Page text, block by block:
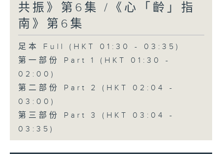
共振》第6集 /《心「齡」指
南》第6集
足本 Full (HKT 01:30 - 03:35)
第一部份 Part 1 (HKT 01:30 -
02:00)
第二部份 Part 2 (HKT 02:04 -
03:00)
第三部份 Part 3 (HKT 03:04 -
03:35)